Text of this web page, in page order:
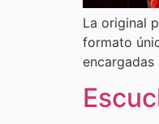
La original
formato